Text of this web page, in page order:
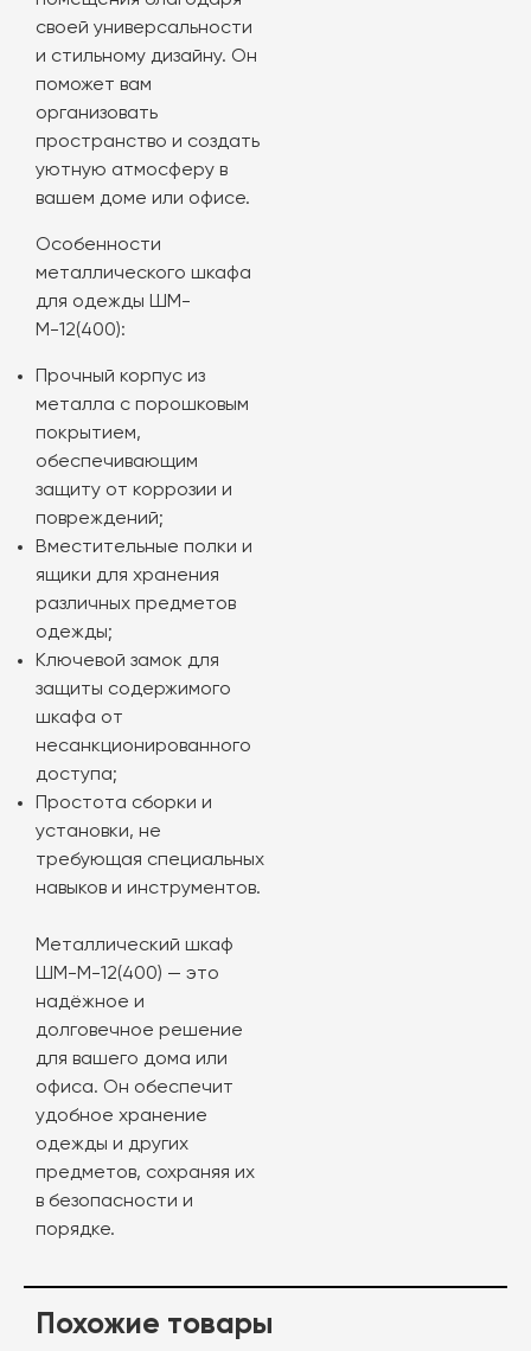
своей универсальности
и стильному дизайну. Он
поможет вам
организовать
пространство и создать
уютную атмосферу в
вашем доме или офисе.
Особенности
металлического шкафа
для одежды ШМ-
М-12(400):
Прочный корпус из
металла с порошковым
покрытием,
обеспечивающим
защиту от коррозии и
повреждений;
Вместительные полки и
ящики для хранения
различных предметов
одежды;
Ключевой замок для
защиты содержимого
шкафа от
несанкционированного
доступа;
Простота сборки и
установки, не
требующая специальных
навыков и инструментов.
Металлический шкаф
ШМ-М-12(400) — это
надёжное и
долговечное решение
для вашего дома или
офиса. Он обеспечит
удобное хранение
одежды и других
предметов, сохраняя их
в безопасности и
порядке.
Похожие товары